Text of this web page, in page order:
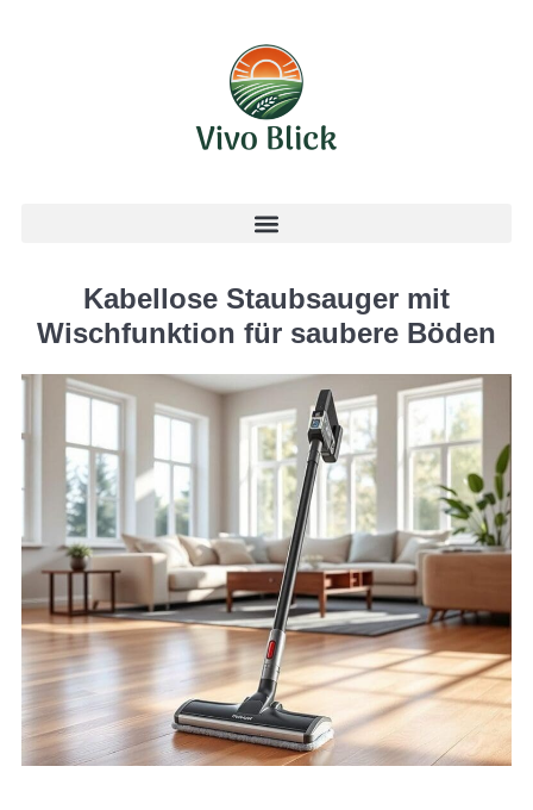
Kabellose Staubsauger mit
Wischfunktion für saubere Böden